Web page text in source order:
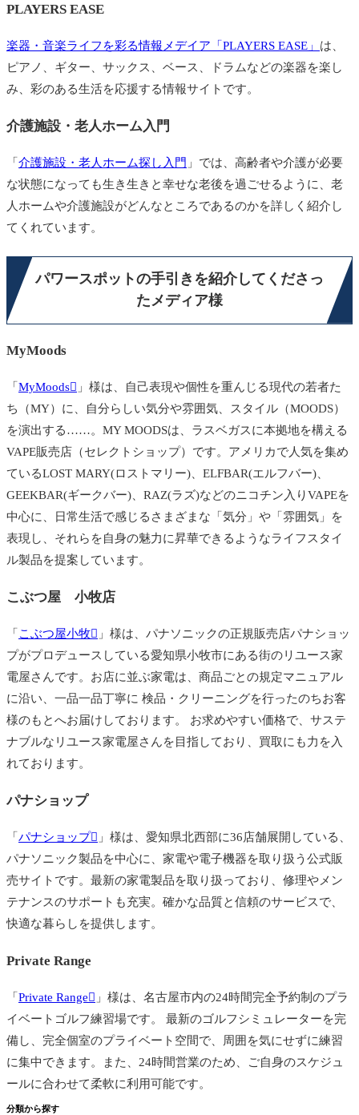
PLAYERS EASE
楽器・音楽ライフを彩る情報メデイア「PLAYERS EASE」 は、
ピアノ、ギター、サックス、ベース、ドラムなどの楽器を楽し
み、彩のある生活を応援する情報サイトです。
介護施設・老人ホーム入門
「 介護施設・老人ホーム探し入門 」では、高齢者や介護が必要
な状態になっても生き生きと幸せな老後を過ごせるように、老
人ホームや介護施設がどんなところであるのかを詳しく紹介し
てくれています。
パワースポットの手引きを紹介してくださっ
たメディア様
MyMoods
「 MyMoods
」様は、自己表現や個性を重んじる現代の若者た
ち（MY）に、自分らしい気分や雰囲気、スタイル（MOODS）
を演出する……。MY MOODSは、ラスベガスに本拠地を構える
VAPE販売店（セレクトショップ）です。アメリカで人気を集め
ているLOST MARY(ロストマリー)、ELFBAR(エルフバー)、
GEEKBAR(ギークバー)、RAZ(ラズ)などのニコチン入りVAPEを
中心に、日常生活で感じるさまざまな「気分」や「雰囲気」を
表現し、それらを自身の魅力に昇華できるようなライフスタイ
ル製品を提案しています。
こぶつ屋 小牧店
「 こぶつ屋小牧
」様は、パナソニックの正規販売店パナショッ
プがプロデュースしている愛知県小牧市にある街のリユース家
電屋さんです。お店に並ぶ家電は、商品ごとの規定マニュアル
に沿い、一品一品丁寧に 検品・クリーニングを行ったのちお客
様のもとへお届けしております。 お求めやすい価格で、サステ
ナブルなリユース家電屋さんを目指しており、買取にも力を入
れております。
パナショップ
「 パナショップ
」様は、愛知県北西部に36店舗展開している、
パナソニック製品を中心に、家電や電子機器を取り扱う公式販
売サイトです。最新の家電製品を取り扱っており、修理やメン
テナンスのサポートも充実。確かな品質と信頼のサービスで、
快適な暮らしを提供します。
Private Range
「 Private Range
」様は、名古屋市内の24時間完全予約制のプラ
イベートゴルフ練習場です。 最新のゴルフシミュレーターを完
備し、完全個室のプライベート空間で、周囲を気にせずに練習
に集中できます。また、24時間営業のため、ご自身のスケジュ
ールに合わせて柔軟に利用可能です。
分類から探す